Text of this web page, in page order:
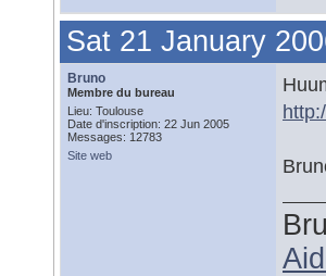
Sat 21 January
Bruno
Membre du bureau
Lieu: Toulouse
Date d'inscription: 22 Jun 2005
Messages: 12783
Site web